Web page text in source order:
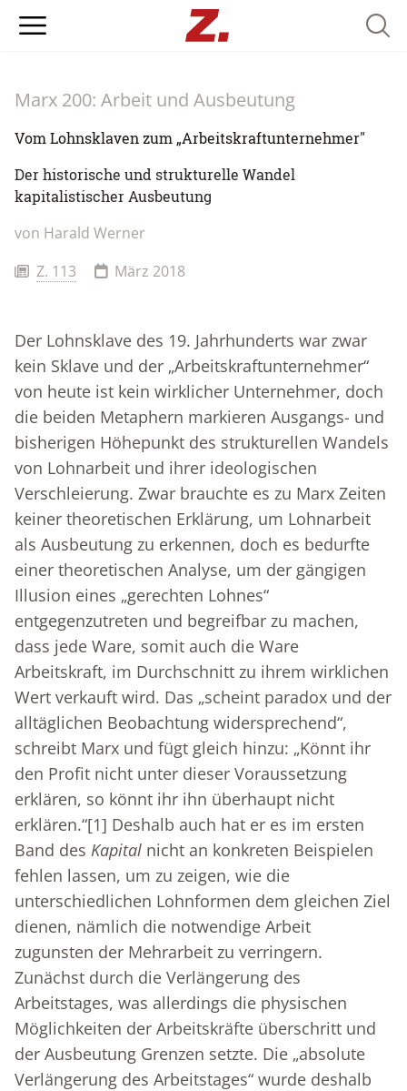
Marx 200: Arbeit und Ausbeutung
Vom Lohnsklaven zum „Arbeitskraftunternehmer"
Der historische und strukturelle Wandel
kapitalistischer Ausbeutung
von Harald Werner
Z. 113
März 2018
Der Lohnsklave des 19. Jahrhunderts war zwar
kein Sklave und der „Arbeitskraftunternehmer“
von heute ist kein wirklicher Unternehmer, doch
die beiden Metaphern markieren Ausgangs- und
bisherigen Höhepunkt des strukturellen Wandels
von Lohnarbeit und ihrer ideologischen
Verschleierung. Zwar brauchte es zu Marx Zeiten
keiner theoretischen Erklärung, um Lohnarbeit
als Ausbeutung zu erkennen, doch es bedurfte
einer theoretischen Analyse, um der gängigen
Illusion eines „gerechten Lohnes“
entgegenzutreten und begreifbar zu machen,
dass jede Ware, somit auch die Ware
Arbeitskraft, im Durchschnitt zu ihrem wirklichen
Wert verkauft wird. Das „scheint paradox und der
alltäglichen Beobachtung widersprechend“,
schreibt Marx und fügt gleich hinzu: „Könnt ihr
den Profit nicht unter dieser Voraussetzung
erklären, so könnt ihr ihn überhaupt nicht
erklären.“[1] Deshalb auch hat er es im ersten
Band des Kapital nicht an konkreten Beispielen
fehlen lassen, um zu zeigen, wie die
unterschiedlichen Lohnformen dem gleichen Ziel
dienen, nämlich die notwendige Arbeit
zugunsten der Mehrarbeit zu verringern.
Zunächst durch die Verlängerung des
Arbeitstages, was allerdings die physischen
Möglichkeiten der Arbeitskräfte überschritt und
der Ausbeutung Grenzen setzte. Die „absolute
Verlängerung des Arbeitstages“ wurde deshalb